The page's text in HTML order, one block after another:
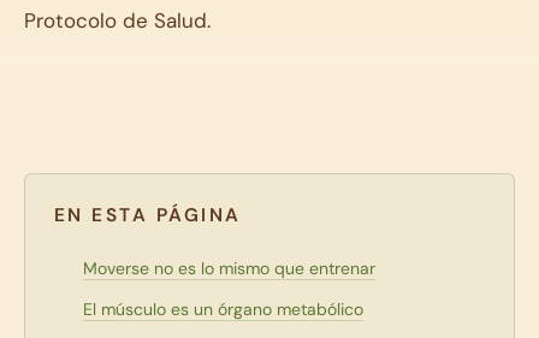
Protocolo de Salud.
EN ESTA PÁGINA
Moverse no es lo mismo que entrenar
El músculo es un órgano metabólico